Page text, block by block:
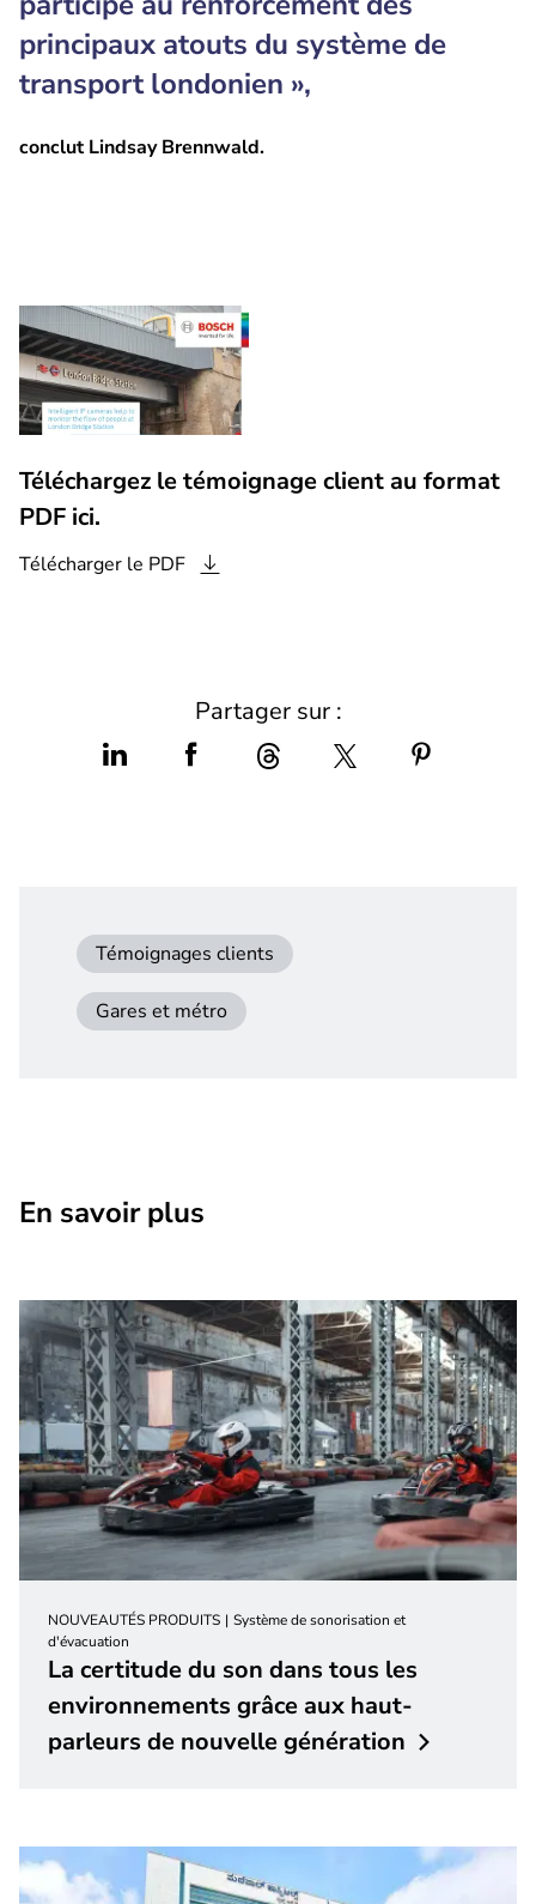
principaux atouts du système de
transport londonien »,
conclut Lindsay Brennwald.
Téléchargez le témoignage client au format
PDF ici.
Télécharger le PDF
Partager sur :
Témoignages clients
Gares et métro
En savoir plus
NOUVEAUTÉS PRODUITS
Système de sonorisation et
d'évacuation
La certitude du son dans tous les
environnements grâce aux haut-
parleurs de nouvellegénération